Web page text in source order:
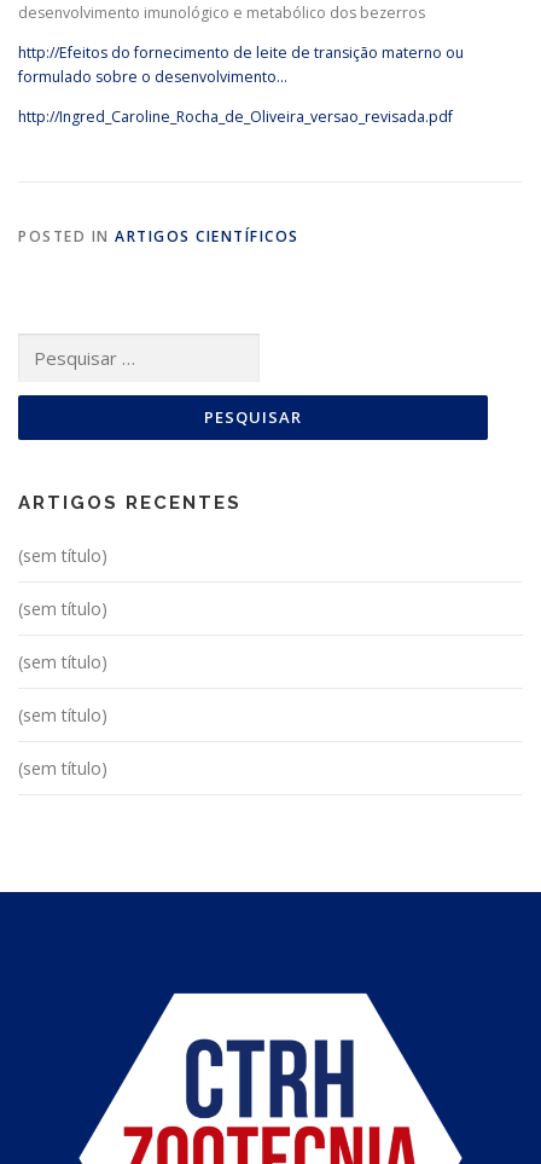
desenvolvimento imunológico e metabólico dos bezerros
http://Efeitos do fornecimento de leite de transição materno ou
formulado sobre o desenvolvimento…
http://Ingred_Caroline_Rocha_de_Oliveira_versao_revisada.pdf
POSTED IN ARTIGOS CIENTÍFICOS
por:
ARTIGOS RECENTES
(sem título)
(sem título)
(sem título)
(sem título)
(sem título)